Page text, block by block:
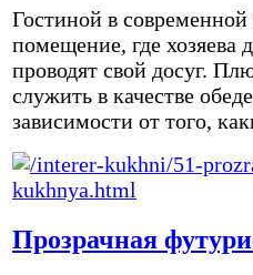
Гостиной в
помещение, где хозяева
проводят свой досуг.
служить в качестве
зависимости от того,
Прозрачная